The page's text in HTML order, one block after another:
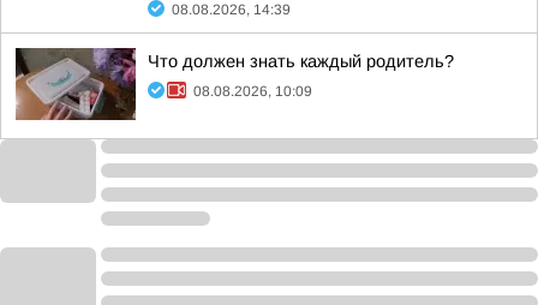
08.08.2026, 14:39
Что должен знать каждый родитель?
08.08.2026, 10:09